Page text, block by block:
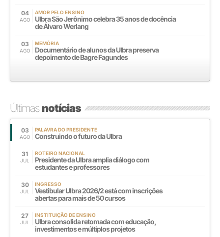
04
AGO
AMOR PELO ENSINO
Ulbra São Jerônimo celebra 35 anos de docência
de Álvaro Werlang
03
AGO
MEMÓRIA
Documentário de alunos da Ulbra preserva
depoimento de Bagre Fagundes
Últimasnotícias
03
AGO
PALAVRA DO PRESIDENTE
Construindo o futuro da Ulbra
31
JUL
ROTEIRO NACIONAL
Presidente da Ulbra amplia diálogo com
estudantes e professores
30
JUL
INGRESSO
Vestibular Ulbra 2026/2 está com inscrições
abertas para mais de 50 cursos
27
JUL
INSTITUIÇÃO DE ENSINO
Ulbra consolida retomada com educação,
investimentos e múltiplos projetos